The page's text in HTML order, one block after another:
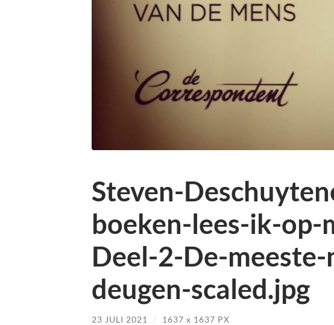
Steven-
boeken-lees-ik-op-
Deel-2-De-meeste-
deugen-scaled.jpg
23 JULI 2021 / 1637 x 1637 PX